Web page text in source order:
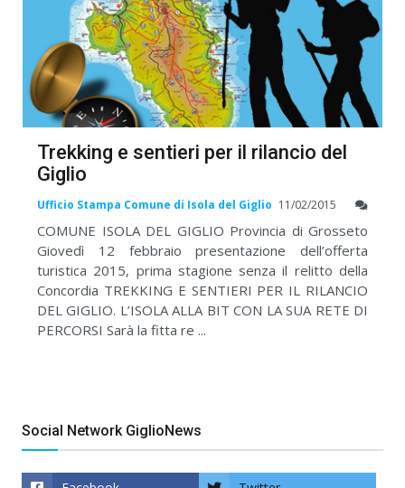
Trekking e sentieri per il rilancio del
Giglio
Ufficio Stampa Comune di Isola del Giglio 11/02/2015
COMUNE ISOLA DEL GIGLIO Provincia di Grosseto
Giovedì 12 febbraio presentazione dell’offerta
turistica 2015, prima stagione senza il relitto della
Concordia TREKKING E SENTIERI PER IL RILANCIO
DEL GIGLIO. L’ISOLA ALLA BIT CON LA SUA RETE DI
PERCORSI Sarà la fitta re ...
Social Network GiglioNews